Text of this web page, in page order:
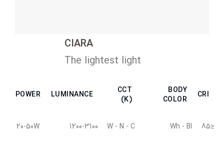
CIARA
The lightest light
CRI
BODY
COLOR
CCT
(K)
LUMINANCE
POWER
≤85
Wh - Bl
1200-3100
20-50W